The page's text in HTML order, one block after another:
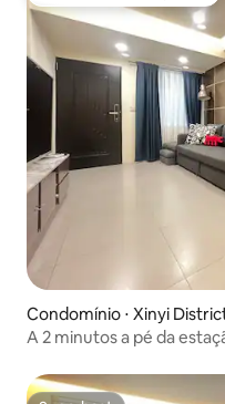
Condomínio ⋅ Xinyi
A 2 minutos a pé da
pessoas